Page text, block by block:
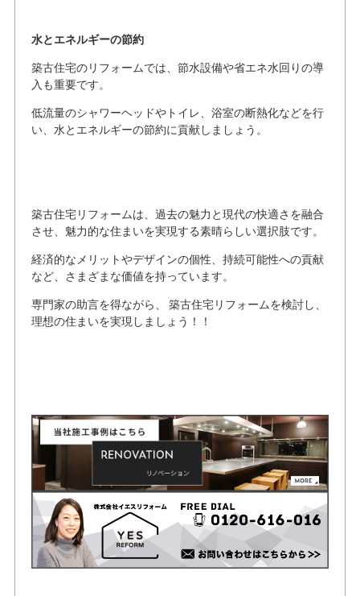
水とエネルギーの節約
築古住宅のリフォームでは、節水設備や省エネ水回りの導
入も重要です。
低流量のシャワーヘッドやトイレ、浴室の断熱化などを行
い、水とエネルギーの節約に貢献しましょう。
築古住宅リフォームは、過去の魅力と現代の快適さを融合
させ、魅力的な住まいを実現する素晴らしい選択肢です。
経済的なメリットやデザインの個性、持続可能性への貢献
など、さまざまな価値を持っています。
専門家の助言を得ながら、 築古住宅リフォームを検討し、
理想の住まいを実現しましょう！！